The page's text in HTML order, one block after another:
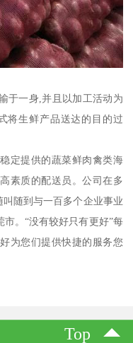
于一身,并且以加工活动为
将生鲜产品送达的目的过
定提供的蔬菜鲜肉禽类海
素质的配送员。公司在多
随到与一百多个企业事业
。“没有较好只有更好”每
为您们提供快捷的服务您
Top